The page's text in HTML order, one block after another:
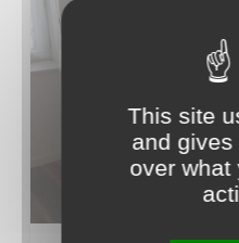
This site
and
over what